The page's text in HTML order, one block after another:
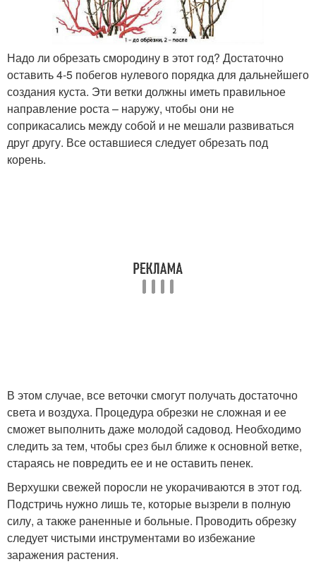
Надо ли обрезать смородину в этот год? Достаточно
оставить 4-5 побегов нулевого порядка для дальнейшего
создания куста. Эти ветки должны иметь правильное
направление роста – наружу, чтобы они не
соприкасались между собой и не мешали развиваться
друг другу. Все оставшиеся следует обрезать под
корень.
В этом случае, все веточки смогут получать достаточно
света и воздуха. Процедура обрезки не сложная и ее
сможет выполнить даже молодой садовод. Необходимо
следить за тем, чтобы срез был ближе к основной ветке,
стараясь не повредить ее и не оставить пенек.
Верхушки свежей поросли не укорачиваются в этот год.
Подстричь нужно лишь те, которые вызрели в полную
силу, а также раненные и больные. Проводить обрезку
следует чистыми инструментами во избежание
заражения растения.